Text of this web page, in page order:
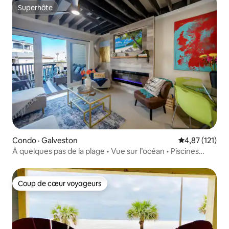
Superhôte
Superhôte
Condo · Galveston Note
4,87 (121)
À quelques pas de la plage • Vue sur l’océan • Piscines
Coup de cœur voyageurs
Coup de cœur voyageurs